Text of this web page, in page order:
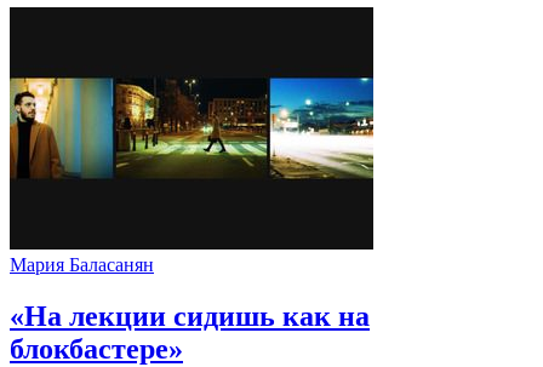
Мария Баласанян
«На лекции сидишь как на
блокбастере»